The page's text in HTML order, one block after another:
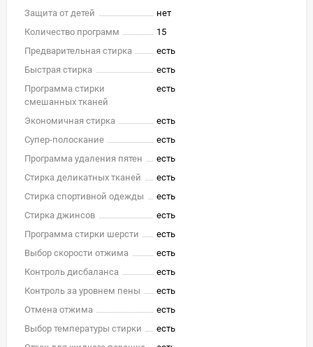
Защита от детей
нет
Количество программ
15
Предварительная стирка
есть
Быстрая стирка
есть
Программа стирки
смешанных тканей
есть
Экономичная стирка
есть
Супер-полоскание
есть
Программа удаления пятен
есть
Стирка деликатных тканей
есть
Стирка спортивной одежды
есть
Стирка джинсов
есть
Программа стирки шерсти
есть
Выбор скорости отжима
есть
Контроль дисбаланса
есть
Контроль за уровнем пены
есть
Отмена отжима
есть
Выбор температуры стирки
есть